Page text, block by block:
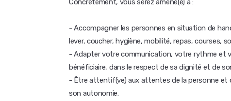
Concrètement, vous serez amené(e) à :
- Accompagner les personnes en situation de
lever, coucher, hygiène, mobilité, repas, courses,
- Adapter votre communication, votre rythme et
bénéficiaire, dans le respect de sa dignité et de
- Être attentif(ve) aux attentes de la personne et
son autonomie.